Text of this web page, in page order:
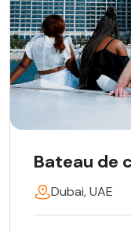
Bateau de
Dubai, UAE